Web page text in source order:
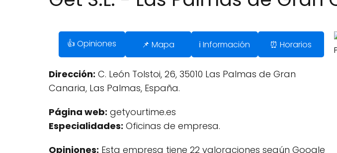
👍 Opiniones 📌 Mapa ℹ️ Información ⏰ Horarios
Dirección: C. León Tolstoi, 26, 35010 Las Palmas de Gran
Canaria, Las Palmas, España.
Página web: getyourtime.es
Especialidades: Oficinas de empresa.
Opiniones: Esta empresa tiene 22 valoraciones según Google